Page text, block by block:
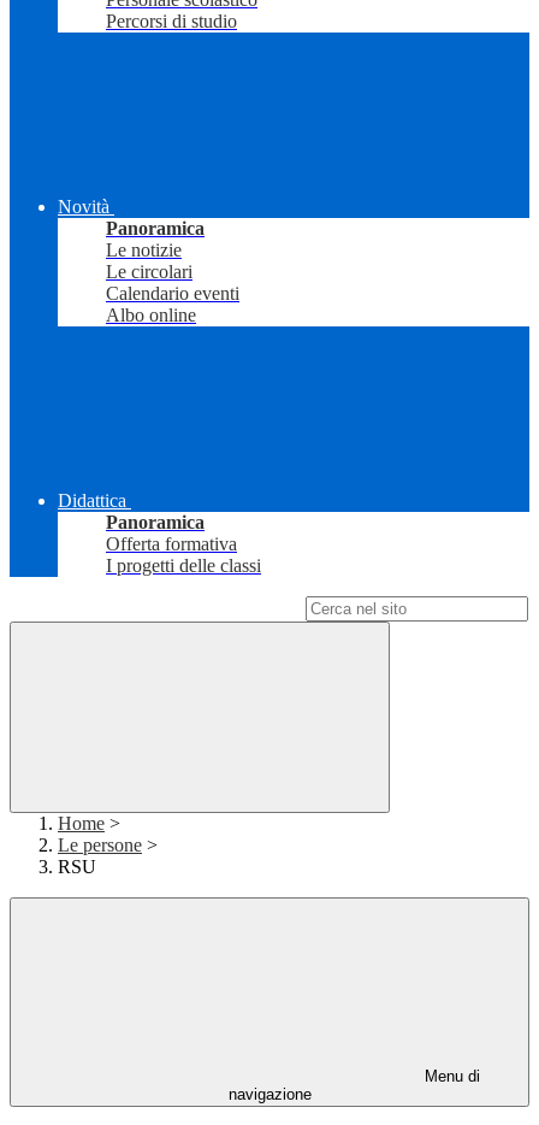
Percorsi di studio
Novità
Panoramica
Le notizie
Le circolari
Calendario eventi
Albo online
Didattica
Panoramica
Offerta formativa
I progetti delle classi
Home >
Le persone >
RSU
Menu di
navigazione